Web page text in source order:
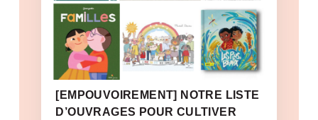
[EMPOUVOIREMENT] NOTRE LISTE
D’OUVRAGES POUR CULTIVER